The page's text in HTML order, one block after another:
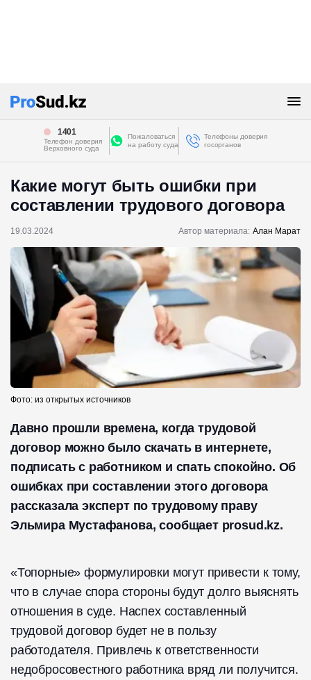
1401
Телефон доверия
Верховного суда
Пожаловаться
на работу суда
Телефоны доверия
госорганов
Какие могут быть ошибки при
составлении трудового договора
19.03.2024 Автор материала: Алан Марат
Фото: из открытых источников
Давно прошли времена, когда трудовой
договор можно было скачать в интернете,
подписать с работником и спать спокойно. Об
ошибках при составлении этого договора
рассказала эксперт по трудовому праву
Эльмира Мустафанова, сообщает prosud.kz.
«Топорные» формулировки могут привести к тому,
что в случае спора стороны будут долго выяснять
отношения в суде. Наспех составленный
трудовой договор будет не в пользу
работодателя. Привлечь к ответственности
недобросовестного работника вряд ли получится.